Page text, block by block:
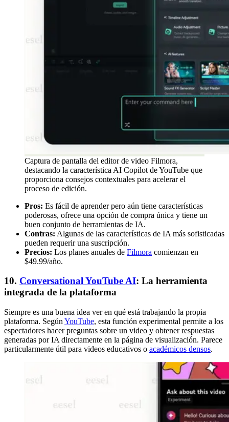
Captura de pantalla del editor de video Filmora,
destacando la característica AI Copilot de YouTube que
proporciona consejos contextuales para acelerar el
proceso de edición.
Pros: Es fácil de aprender pero aún tiene características
poderosas, ofrece una opción de compra única y tiene un
buen conjunto de herramientas de IA.
Contras: Algunas de las características de IA más sofisticadas
pueden requerir una suscripción.
Precios: Los planes anuales de Filmora comienzan en
$49.99/año.
10. Conversational YouTube AI: La herramienta
integrada de la plataforma
Siempre es una buena idea ver en qué está trabajando la propia
plataforma. Según YouTube, esta función experimental permite a los
espectadores hacer preguntas sobre un video y obtener respuestas
generadas por IA directamente en la página de visualización. Parece
particularmente útil para videos educativos o académicos densos.